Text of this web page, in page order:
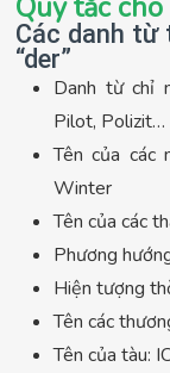
Các danh từ
“der”
Danh từ chỉ
Pilot, Polizit…
Tên của các
Winter
Tên của các
Phương
Hiện tượng
Tên các
Tên của tàu: